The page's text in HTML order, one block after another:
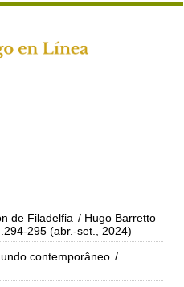
de Filadelfia / Hugo Barretto
295 (abr.-set., 2024)
contemporâneo /